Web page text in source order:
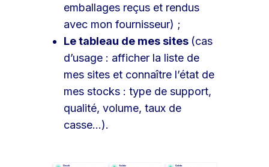
emballages reçus et rendus
avec mon fournisseur) ;
Le tableau de mes sites (cas
d’usage : afficher la liste de
mes sites et connaître l’état de
mes stocks : type de support,
qualité, volume, taux de
casse…).